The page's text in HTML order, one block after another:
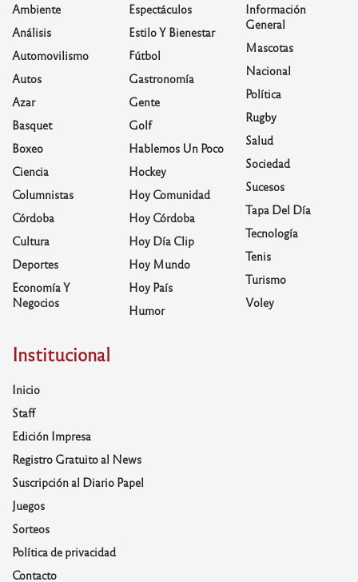
Ambiente
Análisis
Automovilismo
Autos
Azar
Basquet
Boxeo
Ciencia
Columnistas
Córdoba
Cultura
Deportes
Economía Y
Negocios
Espectáculos
Estilo Y Bienestar
Fútbol
Gastronomía
Gente
Golf
Hablemos Un Poco
Hockey
Hoy Comunidad
Hoy Córdoba
Hoy Día Clip
Hoy Mundo
Hoy País
Humor
Información
General
Mascotas
Nacional
Política
Rugby
Salud
Sociedad
Sucesos
Tapa Del Día
Tecnología
Tenis
Turismo
Voley
Institucional
Inicio
Staff
Edición Impresa
Registro Gratuito al News
Suscripción al Diario Papel
Juegos
Sorteos
Política de privacidad
Contacto